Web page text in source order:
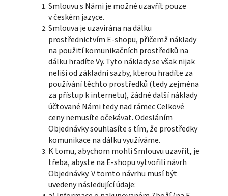
Smlouvu s Námi je možné uzavřít pouze
v českém jazyce.
Smlouva je uzavírána na dálku
prostřednictvím E-shopu, přičemž náklady
na použití komunikačních prostředků na
dálku hradíte Vy. Tyto náklady se však nijak
neliší od základní sazby, kterou hradíte za
používání těchto prostředků (tedy zejména
za přístup k internetu), žádné další náklady
účtované Námi tedy nad rámec Celkové
ceny nemusíte očekávat. Odesláním
Objednávky souhlasíte s tím, že prostředky
komunikace na dálku využíváme.
K tomu, abychom mohli Smlouvu uzavřít, je
třeba, abyste na E-shopu vytvořili návrh
Objednávky. V tomto návrhu musí být
uvedeny následující údaje: